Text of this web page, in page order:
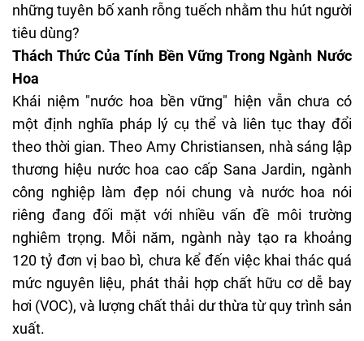
những tuyên bố xanh rỗng tuếch nhằm thu hút người
tiêu dùng?
Thách Thức Của Tính Bền Vững Trong Ngành Nước
Hoa
Khái niệm "nước hoa bền vững" hiện vẫn chưa có
một định nghĩa pháp lý cụ thể và liên tục thay đổi
theo thời gian. Theo Amy Christiansen, nhà sáng lập
thương hiệu nước hoa cao cấpSana Jardin, ngành
công nghiệp làm đẹp nói chung và nước hoa nói
riêng đang đối mặt với nhiều vấn đề môi trường
nghiêm trọng. Mỗi năm, ngành này tạo ra khoảng
120 tỷ đơn vị bao bì, chưa kể đến việc khai thác quá
mức nguyên liệu, phát thải hợp chất hữu cơ dễ bay
hơi (VOC), và lượng chất thải dư thừa từ quy trình sản
xuất.